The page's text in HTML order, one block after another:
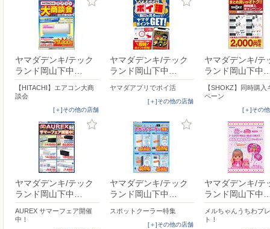
ヤマダデンキ/テック
ランド岡山下中…
【HITACHI】エアコン大商
談会
[＋]その他の店舗
ヤマダデンキ/テック
ランド岡山下中…
ヤマダアプリでポイ活
[＋]その他の店舗
ヤマダデンキ/テ
ランド岡山下中
【SHOKZ】同時購入
ペーン
[＋]その
ヤマダデンキ/テック
ランド岡山下中…
AUREX サマーフェア開催
中！
ヤマダデンキ/テック
ランド岡山下中…
スポットクーラー特集
[＋]その他の店舗
ヤマダデンキ/テ
ランド岡山下中
メルちゃんうちわプ
ト！